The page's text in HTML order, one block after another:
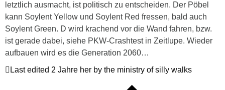
letztlich ausmacht, ist politisch zu entscheiden. Der Pöbel
kann Soylent Yellow und Soylent Red fressen, bald auch
Soylent Green. D wird krachend vor die Wand fahren, bzw.
ist gerade dabei, siehe PKW-Crashtest in Zeitlupe. Wieder
aufbauen wird es die Generation 2060…
Last edited 2 Jahre her by the ministry of silly walks